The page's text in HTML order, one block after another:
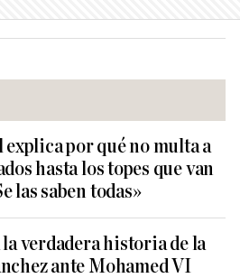
por qué no multa a
hasta los topes que van
las saben todas»
verdadera historia de la
ante Mohamed VI